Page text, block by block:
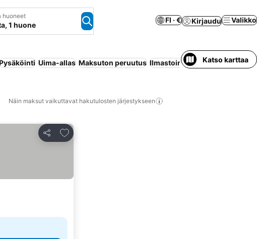
huoneet
1 huone
FI · € Kirjaudu Valikko
Uima-allas Maksuton peruutus Ilmastointi Huoneisto
Katso karttaa
Näin maksut vaikuttavat hakutulosten järjestykseen
Jaa
Lisää suosikkeihin